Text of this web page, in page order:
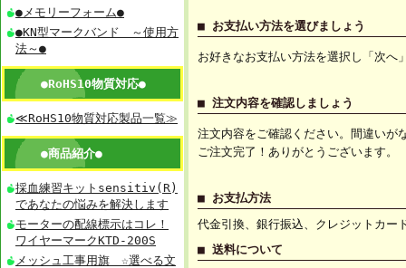
●メモリーフォーム●
●KN型マークバンド ～使用方
法～●
●RoHS10物質対応●
≪RoHS10物質対応製品一覧≫
●商品紹介●
採血練習キットsensitiv(R)
であなたの悩みを解決します
モーターの配線標示はコレ！
ワイヤーマークKTD-200S
メッシュ工事用旗 ☆選べる文
■ お支払い方法を選びましょう
お好きなお支払い方法を選択し「次へ
■ 注文内容を確認しましょう
注文内容をご確認ください。間違いが
ご注文完了！ありがとうございます。
■ お支払方法
代金引換、銀行振込、クレジットカー
■ 送料について